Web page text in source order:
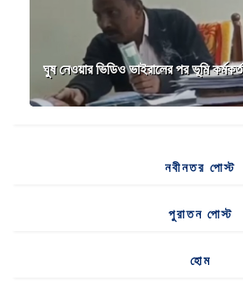
ঘুষ নেওয়ার ভিডিও ভাইরালের পর ভূমি
নবীনতর পোস্ট
পুরাতন পোস্ট
হোম